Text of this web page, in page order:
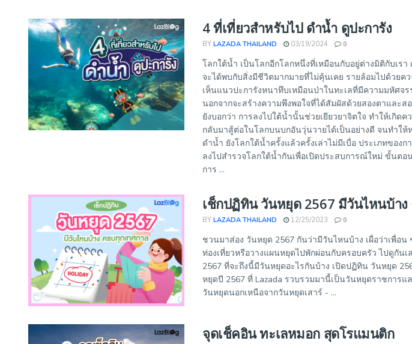
4 ที่เที่ยวสำหรับไป ดำน้ำ ดูปะการัง
BY LAZADA THAILAND 03/19/2024 0
โลกใต้น้ำ เป็นโลกอีกโลกหนึ่งที่เหมือนกับอยู่ต่างมิติกับเรา
จะได้พบกับสิ่งมีชีวิตมากมายที่ไม่คุ้นเคย รายล้อมไปด้วยคว
เห็นแนวปะการังหนาทึบเหมือนป่าในทะเลที่มีความมหัศจ
นอกจากจะสร้างความพึงพอใจที่ได้สัมผัสด้วยสองตาและ
ยังบอกว่า การลงไปใต้น้ำนั้นช่วยเยียวยาจิตใจ ทำให้เกิด
กลับมาสู้ต่อในโลกบนบกอันวุ่นวายได้เป็นอย่างดี จนทำใ
ดำน้ำ ยังโลกใต้น้ำครั้งแล้วครั้งเล่าไม่มีเบื่อ ประเภทของ
ลงไปสำรวจโลกใต้น้ำกันเพื่อเปิดประสบการณ์ใหม่ ขั้นตอ
การ ...
เช็กปฏิทิน วันหยุด 2567 มีวันไหนบ้าง
BY LAZADA THAILAND 12/25/2023 0
ชวนมาส่อง วันหยุด 2567 กันว่ามีวันไหนบ้าง เผื่อว่าเพื่อ
ท่องเที่ยวหรือวางแผนหยุดไปพักผ่อนกับครอบครัว ไปดูกัน
2567 ที่จะถึงนี้มีวันหยุดอะไรกันบ้าง เปิดปฏิทิน วันหยุด
หยุดปี 2567 ที่ Lazada รวบรวมมานี้เป็นวันหยุดราชการ
วันหยุดนอกเหนือจากวันหยุดเสาร์ - ...
จุดเช็คอิน ทะเลหมอก สุดโรแมนติก